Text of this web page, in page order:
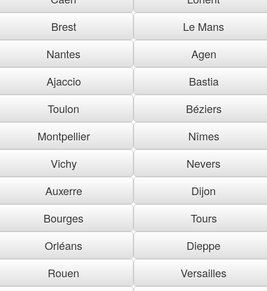
Brest
Le Mans
Nantes
Agen
Ajaccio
Bastia
Toulon
Béziers
Montpellier
Nîmes
Vichy
Nevers
Auxerre
Dijon
Bourges
Tours
Orléans
Dieppe
Rouen
Versailles